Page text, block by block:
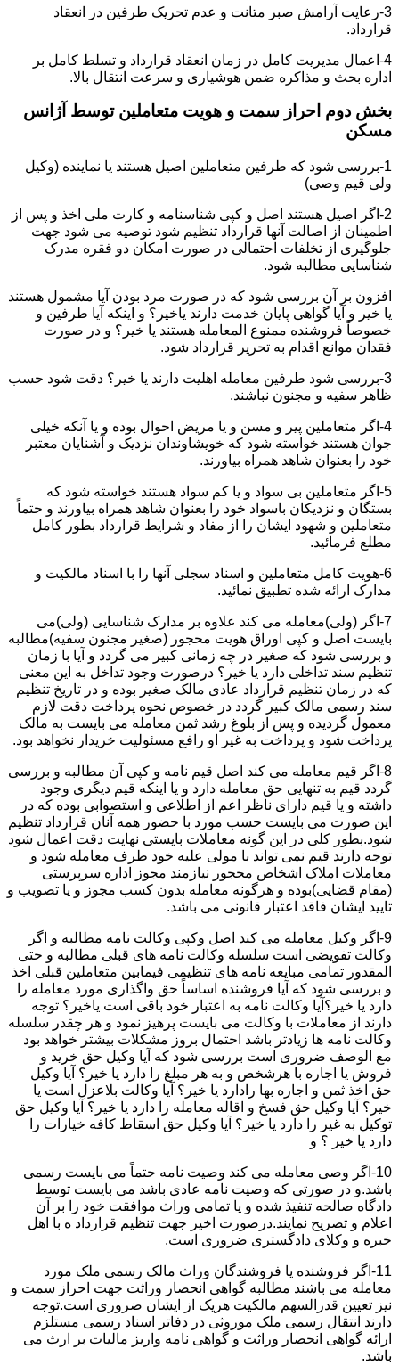
3-رعایت آرامش صبر متانت و عدم تحریک طرفین در انعقاد
قرارداد.
4-اعمال مدیریت کامل در زمان انعقاد قرارداد و تسلط کامل بر
اداره بحث و مذاکره ضمن هوشیاری و سرعت انتقال بالا.
بخش دوم احراز سمت و هویت متعاملین توسط آژانس
مسکن
1-بررسی شود که طرفین متعاملین اصیل هستند یا نماینده (وکیل
ولی قیم وصی)
2-اگر اصیل هستند اصل و کپی شناسنامه و کارت ملی اخذ و پس از
اطمینان از اصالت آنها قرارداد تنظیم شود توصیه می شود جهت
جلوگیری از تخلفات احتمالی در صورت امکان دو فقره مدرک
شناسایی مطالبه شود.
افزون بر آن بررسی شود که در صورت مرد بودن آیا مشمول هستند
یا خیر و آیا گواهی پایان خدمت دارند یاخیر؟ و اینکه آیا طرفین و
خصوصاً فروشنده ممنوع المعامله هستند یا خیر؟ و در صورت
فقدان موانع اقدام به تحریر قرارداد شود.
3-بررسی شود طرفین معامله اهلیت دارند یا خیر؟ دقت شود حسب
ظاهر سفیه و مجنون نباشند.
4-اگر متعاملین پیر و مسن و یا مریض احوال بوده و یا آنکه خیلی
جوان هستند خواسته شود که خویشاوندان نزدیک و آشنایان معتبر
خود را بعنوان شاهد همراه بیاورند.
5-اگر متعاملین بی سواد و یا کم سواد هستند خواسته شود که
بستگان و نزدیکان باسواد خود را بعنوان شاهد همراه بیاورند و حتماً
متعاملین و شهود ایشان را از مفاد و شرایط قرارداد بطور کامل
مطلع فرمائید.
6-هویت کامل متعاملین و اسناد سجلی آنها را با اسناد مالکیت و
مدارک ارائه شده تطبیق نمائید.
7-اگر (ولی)معامله می کند علاوه بر مدارک شناسایی (ولی)می
بایست اصل و کپی اوراق هویت محجور (صغیر مجنون سفیه)مطالبه
و بررسی شود که صغیر در چه زمانی کبیر می گردد و آیا با زمان
تنظیم سند تداخلی دارد یا خیر؟ درصورت وجود تداخل به این معنی
که در زمان تنظیم قرارداد عادی مالک صغیر بوده و در تاریخ تنظیم
سند رسمی مالک کبیر گردد در خصوص نحوه پرداخت دقت لازم
معمول گردیده و پس از بلوغ رشد ثمن معامله می بایست به مالک
پرداخت شود و پرداخت به غیر او رافع مسئولیت خریدار نخواهد بود.
8-اگر قیم معامله می کند اصل قیم نامه و کپی آن مطالبه و بررسی
گردد قیم به تنهایی حق معامله دارد و یا اینکه قیم دیگری وجود
داشته و یا قیم دارای ناظر اعم از اطلاعی و استصوابی بوده که در
این صورت می بایست حسب مورد با حضور همه آنان قرارداد تنظیم
شود.بطور کلی در این گونه معاملات بایستی نهایت دقت اعمال شود
توجه دارند قیم نمی تواند با مولی علیه خود طرف معامله شود و
معاملات املاک اشخاص محجور نیازمند مجوز اداره سرپرستی
(مقام قضایی)بوده و هرگونه معامله بدون کسب مجوز و یا تصویب و
تایید ایشان فاقد اعتبار قانونی می باشد.
9-اگر وکیل معامله می کند اصل وکپی وکالت نامه مطالبه و اگر
وکالت تفویضی است سلسله وکالت نامه های قبلی مطالبه و حتی
المقدور تمامی مبایعه نامه های تنظیمی فیمابین متعاملین قبلی اخذ
و بررسی شود که آیا فروشنده اساساً حق واگذاری مورد معامله را
دارد یا خیر؟آیا وکالت نامه به اعتبار خود باقی است یاخیر؟ توجه
دارند از معاملات با وکالت می بایست پرهیز نمود و هر چقدر سلسله
وکالت نامه ها زیادتر باشد احتمال بروز مشکلات بیشتر خواهد بود
مع الوصف ضروری است بررسی شود که آیا وکیل حق خرید و
فروش یا اجاره با هرشخص و به هر مبلغ را دارد یا خیر؟ آیا وکیل
حق اخذ ثمن و اجاره بها رادارد یا خیر؟ آیا وکالت بلاعزل است یا
خیر؟ آیا وکیل حق فسخ و اقاله معامله را دارد یا خیر؟ آیا وکیل حق
توکیل به غیر را دارد یا خیر؟ آیا وکیل حق اسقاط کافه خیارات را
دارد یا خیر ؟ و
10-اگر وصی معامله می کند وصیت نامه حتماً می بایست رسمی
باشد.و در صورتی که وصیت نامه عادی باشد می بایست توسط
دادگاه صالحه تنفیذ شده و یا تمامی وراث موافقت خود را بر آن
اعلام و تصریح نمایند.درصورت اخیر جهت تنظیم قرارداد ه با اهل
خبره و وکلای دادگستری ضروری است.
11-اگر فروشنده یا فروشندگان وراث مالک رسمی ملک مورد
معامله می باشند مطالبه گواهی انحصار وراثت جهت احراز سمت و
نیز تعیین قدرالسهم مالکیت هریک از ایشان ضروری است.توجه
دارند انتقال رسمی ملک موروثی در دفاتر اسناد رسمی مستلزم
ارائه گواهی انحصار وراثت و گواهی نامه واریز مالیات بر ارث می
باشد.